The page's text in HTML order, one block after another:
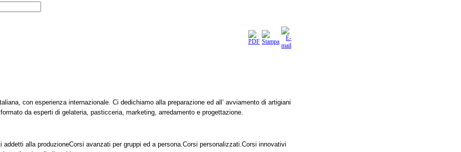
con esperienza internazionale. Ci dedichiamo alla preparazione ed all’ avviamento di artigiani
formato da esperti di gelateria, pasticceria, marketing, arredamento e progettazione.
addetti alla produzioneCorsi avanzati per gruppi ed a persona.Corsi personalizzati.Corsi innovativi